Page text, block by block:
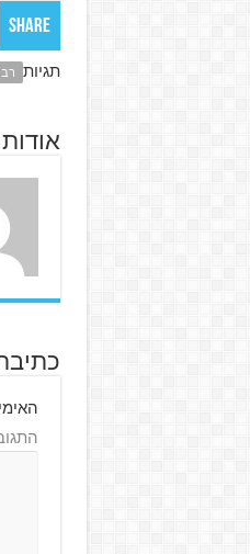
Share
תגיות
אודות